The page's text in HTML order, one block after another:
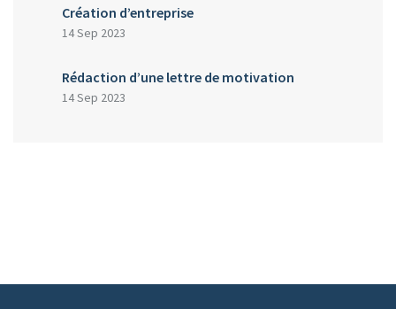
Création d’entreprise
14 Sep 2023
Rédaction d’une lettre de motivation
14 Sep 2023